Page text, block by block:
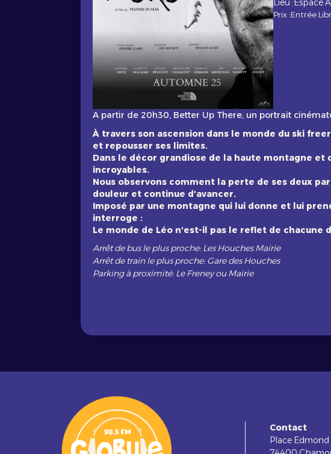
Lieu : Espace
Prix :Entrée
A partir de 20h30, Better Up There, un portrait
À travers son ascension dans le monde du ski
et repousser ses limites.
Dans le décor grandiose de la haute montagne et
incroyables.
Nous observons comment la perte de ses deux
douleur et continue d'avancer.
Imposé par une montagne qui lui donne et lui
interroge :
Le monde de Léo n'est-il pas le reflet de chacune
Arrêt de bus le plus proche: Les Houches Mairie
Arrêt de train le plus proche: Gare des Houches
Parking à proximité: Le Freney ou Mairie
Contact
Place